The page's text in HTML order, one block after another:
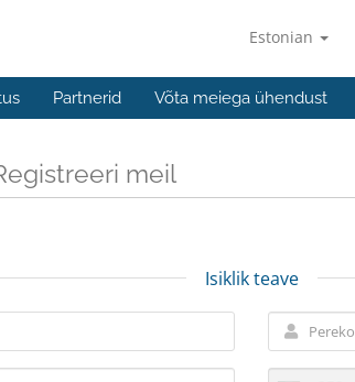
Estonian
Partnerid Võta meiega ühendust
meil
Isiklik teave